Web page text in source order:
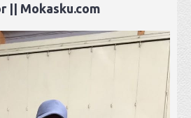
|| Mokasku.com